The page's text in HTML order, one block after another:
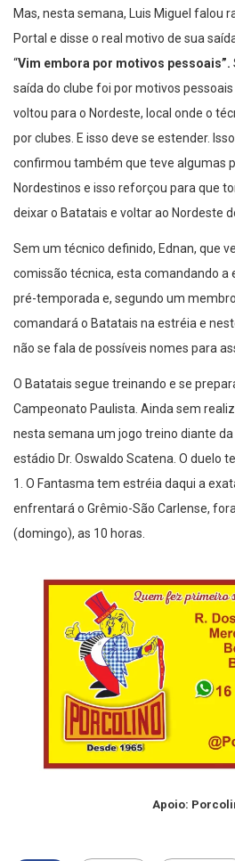
Mas, nesta semana, Luis Miguel falou
Portal e disse o real motivo de sua
Vim embora por motivos pessoais”.
saída do clube foi por motivos
voltou para o Nordeste, local onde o
por clubes. E isso deve se estender.
confirmou também que teve algumas
Nordestinos e isso reforçou para que
deixar o Batatais e voltar ao Nordeste
Sem um técnico definido, Ednan, que
comissão técnica, esta comandando a
pré-temporada e, segundo um
comandará o Batatais na estréia e
não se fala de possíveis nomes para
O Batatais segue treinando e se
Campeonato Paulista. Ainda sem
nesta semana um jogo treino diante
estádio Dr. Oswaldo Scatena. O duelo
1. O Fantasma tem estréia daqui a
enfrentará o Grêmio-São Carlense,
(domingo), as 10 horas.
Apoio: